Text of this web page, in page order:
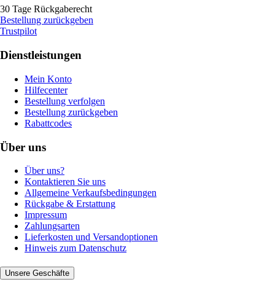
30 Tage Rückgaberecht
Bestellung zurückgeben
Trustpilot
Dienstleistungen
Mein Konto
Hilfecenter
Bestellung verfolgen
Bestellung zurückgeben
Rabattcodes
Über uns
Über uns?
Kontaktieren Sie uns
Allgemeine Verkaufsbedingungen
Rückgabe & Erstattung
Impressum
Zahlungsarten
Lieferkosten und Versandoptionen
Hinweis zum Datenschutz
Unsere Geschäfte